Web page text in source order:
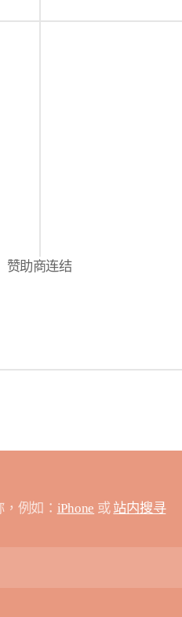
赞助商连结
例如： iPhone 或 站内搜寻